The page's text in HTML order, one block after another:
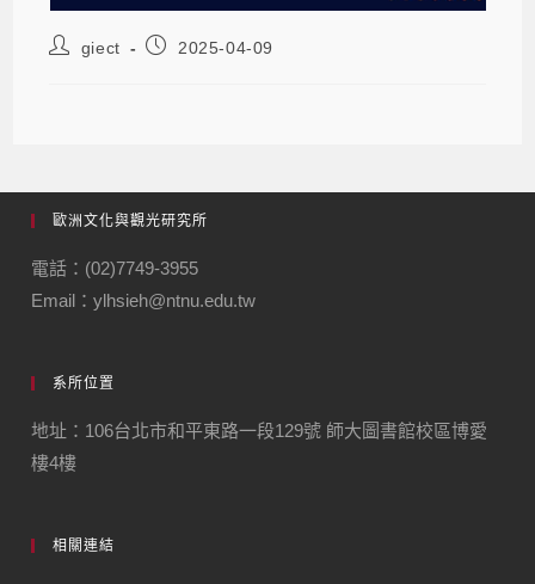
giect 2025-04-09
歐洲文化與觀光研究所
電話：(02)7749-3955
Email：ylhsieh@ntnu.edu.tw
系所位置
地址：106台北市和平東路一段129號 師大圖書館校區博愛
樓4樓
相關連結